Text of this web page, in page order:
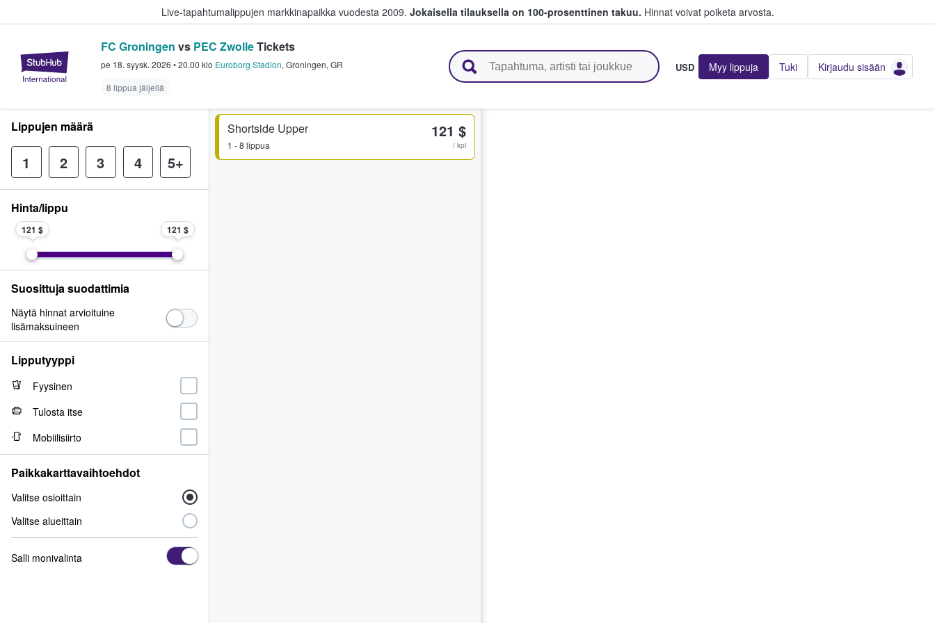
Live-tapahtumalippujen markkinapaikka vuodesta 2009. Jokaisella tilauksella on 100-prosenttinen takuu. Hinnat voivat poiketa arvosta.
StubHub - missä fanit ostavat ja myyvät lippuja
FC Groningen vs PEC ZwolleTickets
pe 18. syysk. 2026 •20.00 klo Euroborg Stadion, Groningen, GR
8 lippua jäljellä
USD Myy lippuja Tuki Kirjaudu sisään
Shortside Upper
1 - 8 lippua
121 $
/ kpl
Lippujen määrä
1 2 3 4 5+
Hinta/lippu
121 $ 121 $
Suosittuja suodattimia
Näytä hinnat arvioituine
lisämaksuineen
Lipputyyppi
Fyysinen
Tulosta itse
Mobiilisiirto
Paikkakarttavaihtoehdot
Valitse osioittain
Valitse alueittain
Salli monivalinta